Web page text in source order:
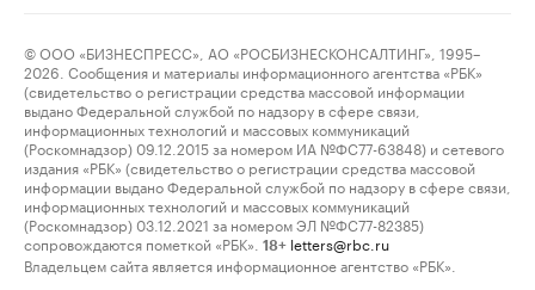
© ООО «БИЗНЕСПРЕСС», АО «РОСБИЗНЕСКОНСАЛТИНГ», 1995–
2026. Сообщения и материалы информационного агентства «РБК»
(свидетельство о регистрации средства массовой информации
выдано Федеральной службой по надзору в сфере связи,
информационных технологий и массовых коммуникаций
(Роскомнадзор) 09.12.2015 за номером ИА №ФС77-63848) и сетевого
издания «РБК» (свидетельство о регистрации средства массовой
информации выдано Федеральной службой по надзору в сфере связи,
информационных технологий и массовых коммуникаций
(Роскомнадзор) 03.12.2021 за номером ЭЛ №ФС77-82385)
сопровождаются пометкой «РБК».
18+ letters@rbc.ru
Владельцем сайта является информационное агентство «РБК».